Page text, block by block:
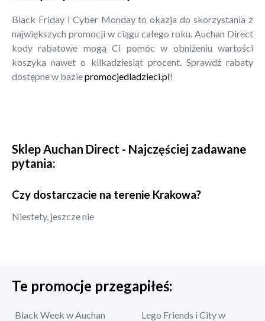
Black Friday i Cyber Monday to okazja do skorzystania z
największych promocji w ciągu całego roku. Auchan Direct
kody rabatowe mogą Ci pomóc w obniżeniu wartości
koszyka nawet o kilkadziesiąt procent. Sprawdź rabaty
dostępne w baziepromocjedladzieci.pl!
SklepAuchan Direct - Najczęściej zadawane
pytania:
Czy dostarczacie na terenie Krakowa?
Niestety, jeszcze nie
Te promocje przegapiłeś:
Black Week w Auchan
Lego Friends i City w